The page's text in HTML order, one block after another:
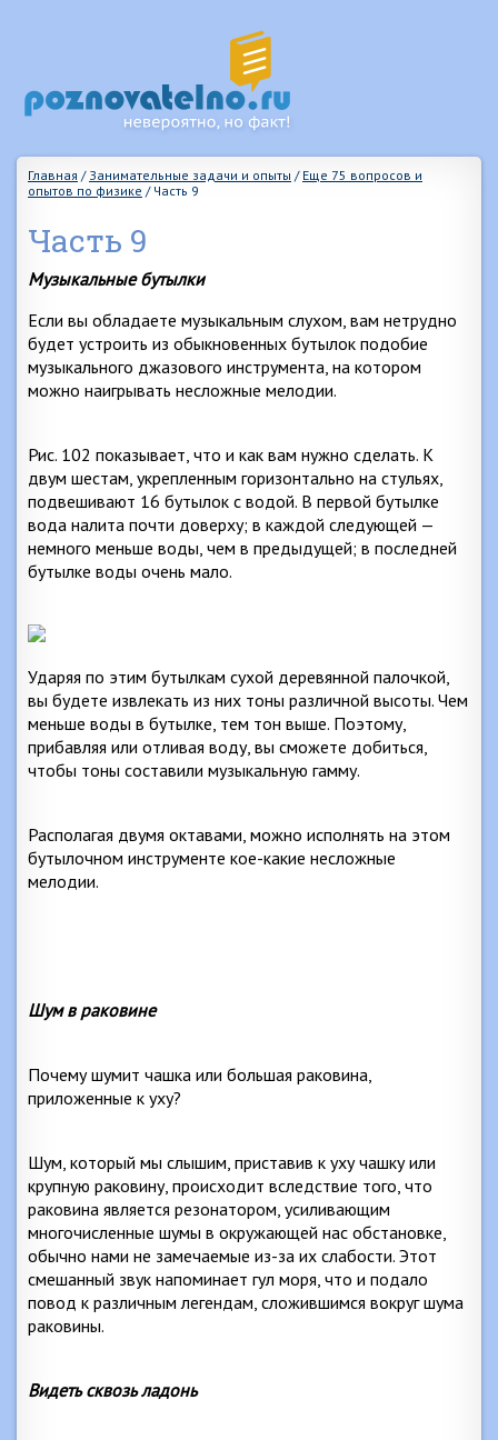
Главная / Занимательные задачи и опыты / Еще 75 вопросов и
опытов по физике / Часть 9
Часть 9
Музыкальные бутылки
Если вы обладаете музыкальным слухом, вам нетрудно
будет устроить из обыкновенных бутылок подобие
музыкального джазового инструмента, на котором
можно наигрывать несложные мелодии.
Рис. 102 показывает, что и как вам нужно сделать. К
двум шестам, укрепленным горизонтально на стульях,
подвешивают 16 бутылок с водой. В первой бутылке
вода налита почти доверху; в каждой следующей —
немного меньше воды, чем в предыдущей; в последней
бутылке воды очень мало.
Ударяя по этим бутылкам сухой деревянной палочкой,
вы будете извлекать из них тоны различной высоты. Чем
меньше воды в бутылке, тем тон выше. Поэтому,
прибавляя или отливая воду, вы сможете добиться,
чтобы тоны составили музыкальную гамму.
Располагая двумя октавами, можно исполнять на этом
бутылочном инструменте кое-какие несложные
мелодии.
Шум в раковине
Почему шумит чашка или большая раковина,
приложенные к уху?
Шум, который мы слышим, приставив к уху чашку или
крупную раковину, происходит вследствие того, что
раковина является резонатором, усиливающим
многочисленные шумы в окружающей нас обстановке,
обычно нами не замечаемые из-за их слабости. Этот
смешанный звук напоминает гул моря, что и подало
повод к различным легендам, сложившимся вокруг шума
раковины.
Видеть сквозь ладонь